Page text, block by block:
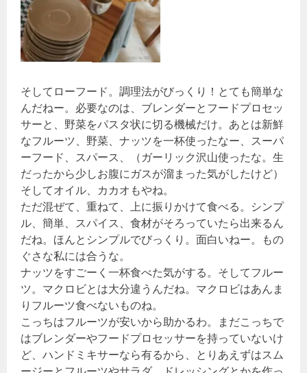
そしてローフード。調理法がびっくり！とても簡単な
んだねー。必要なのは、ブレンダーとフードプロセッ
サーと、野菜をパスタ状に切る機械だけ。あとは新鮮
なフルーツ、野菜、ナッツを一杯使ったなー、スーパ
ーフード、スパース、（ガーリック沢山使ったな。生
だったから少しお腹にガスが溜まった気がしたけど）
そしてオイル、カカオもやね。
ただ混ぜて、重ねて、上に振りかけて食べる。シンプ
ル、簡単、スパイス、食材がそろっていたら出来るん
だね。ほんとシンプルでびっくり。面白いねー。もの
ぐさな私には合うな。
ナッツをすごーく一杯食べた気がする。そしてフルー
ツ。マクロビとは大分違うんだね。マクロビはあんま
りフルーツ食べないものね。
こっちはフルーツが安いから助かるわ。まだこっちで
はブレンダーやフードプロセッサーを持っていないけ
ど、ハンドミキサーなら有るから、とりあえずはスム